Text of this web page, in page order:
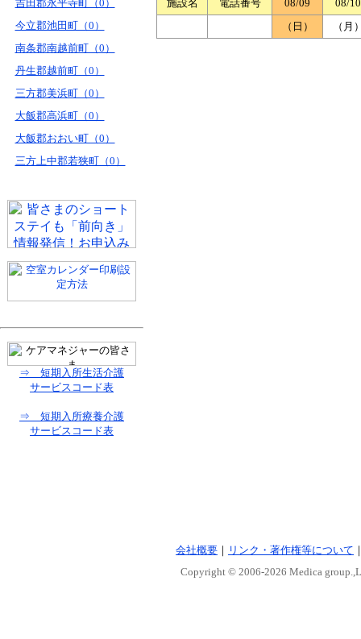
吉田郡永平寺町（0）
今立郡池田町（0）
南条郡南越前町（0）
丹生郡越前町（0）
三方郡美浜町（0）
大飯郡高浜町（0）
大飯郡おおい町（0）
三方上中郡若狭町（0）
⇒ 短期入所生活介護
サービスコード表
⇒ 短期入所療養介護
サービスコード表
施設名 電話番号 08/09
08/10
（日）
（月
会社概要 ｜ リンク・著作権等について
Copyright © 2006-2026 Medica